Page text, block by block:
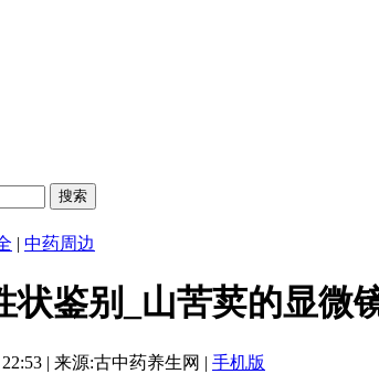
搜索
| 中药周边
状鉴别_山苦荬的显微
| 来源:古中药养生网 | 手机版